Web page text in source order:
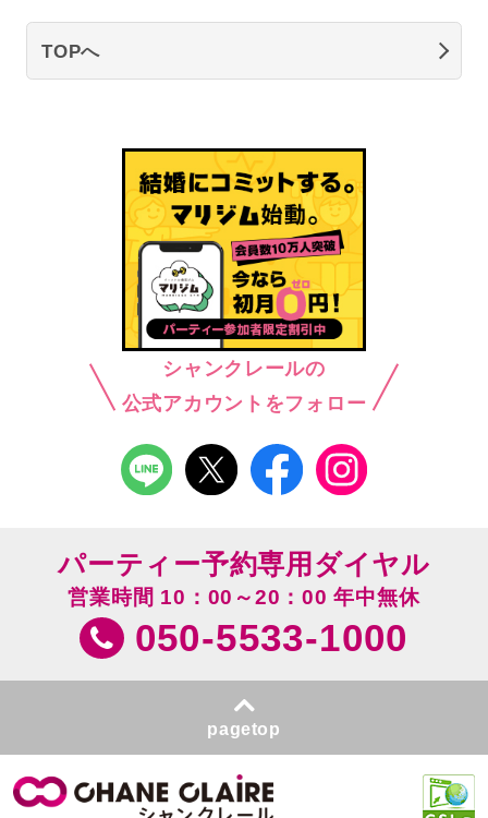
TOPへ
シャンクレールの
公式アカウントをフォロー
パーティー予約専用ダイヤル
営業時間 10：00～20：00 年中無休
050-5533-1000
pagetop